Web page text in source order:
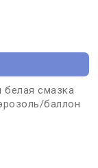
белая смазка
баллон